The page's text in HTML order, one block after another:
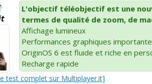
L'objectif téléobjectif est une
termes de qualité de zoom, de
Affichage lumineux
Performances graphiques
OriginOS 6 est fluide et riche en
Recharge rapide
test complet sur Multiplayer.it]